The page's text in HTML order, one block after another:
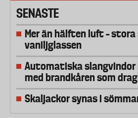
SENASTE
Mer än hälften luft –
vaniljglassen
Automatiska
med brandkåren som
Skaljackor synas i